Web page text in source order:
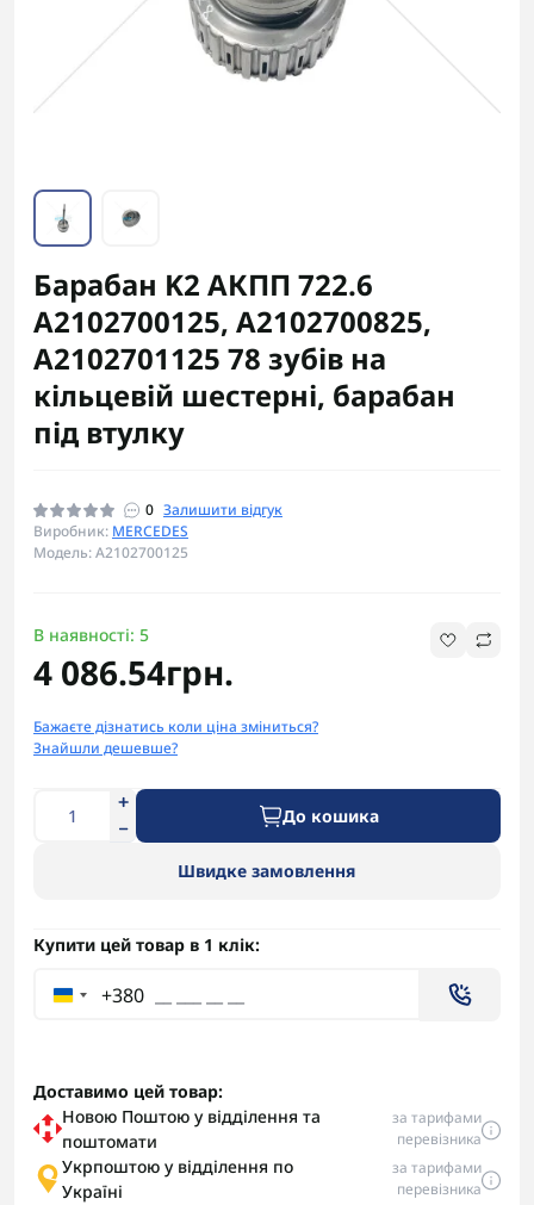
Барабан K2 АКПП 722.6
A2102700125, A2102700825,
A2102701125 78 зубів на
кільцевій шестерні, барабан
під втулку
0 Залишити відгук
Виробник: MERCEDES
Модель: A2102700125
В наявності: 5
4 086.54грн.
Бажаєте дізнатись коли ціна зміниться?
Знайшли дешевше?
До кошика
Швидке замовлення
Купити цей товар в 1 клік:
+380
Доставимо цей товар:
Новою Поштою у відділення та
поштомати
за тарифами
перевізника
Укрпоштою у відділення по
Україні
за тарифами
перевізника